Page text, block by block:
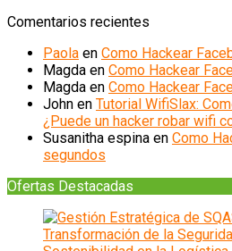
Comentarios recientes
Paola en Como Hackear
Magda en Como Hackear
Magda en Como Hackear
John en Tutorial WifiSlax:
¿Puede un hacker robar wifi
Susanitha espina en Como
segundos
Ofertas Destacadas